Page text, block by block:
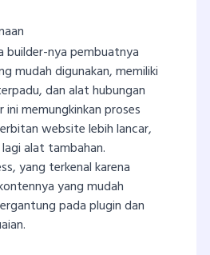
builder-nya pembuatnya
mudah digunakan, memiliki
dan alat hubungan
memungkinkan proses
website lebih lancar,
alat tambahan.
yang terkenal karena
yang mudah
pada plugin dan